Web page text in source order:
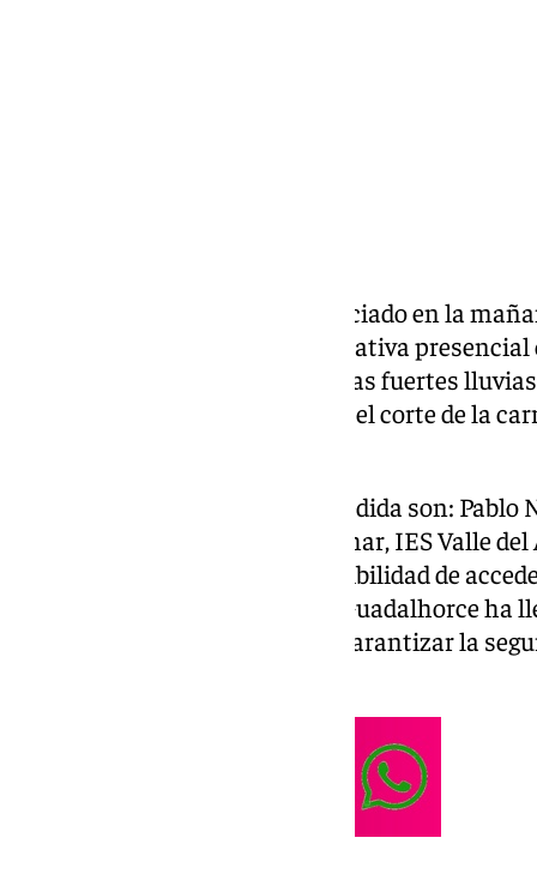
La Junta de Andalucía ha anunciado en la
suspensión de la actividad educativa
Estación de Cártama, debido a las fuertes
Guadalhorce, que ha provocado el corte de la
Los centros afectados por la medida son: Pablo
Cartamón, Arcoiris, Flor de Azahar, IES Valle
Novaschool Sunland. La imposibilidad de
centros debido a la crecida del Guadalhorce ha
esta medida excepcional para garantizar la